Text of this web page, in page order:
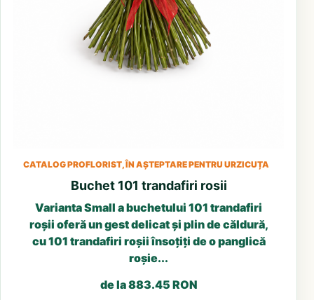
CATALOG PROFLORIST, ÎN AȘTEPTARE PENTRU URZICUȚA
Buchet 101 trandafiri rosii
Varianta Small a buchetului 101 trandafiri
roșii oferă un gest delicat și plin de căldură,
cu 101 trandafiri roșii însoțiți de o panglică
roșie...
de la 883.45 RON